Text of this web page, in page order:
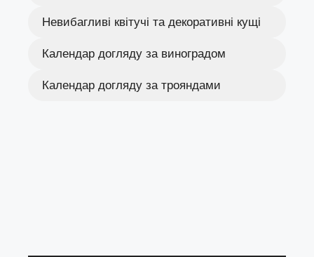
Невибагливі квітучі та декоративні кущі
Календар догляду за виноградом
Календар догляду за трояндами